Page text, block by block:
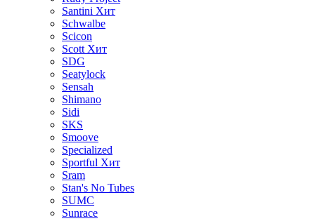
Santini Хит
Schwalbe
Scicon
Scott Хит
SDG
Seatylock
Sensah
Shimano
Sidi
SKS
Smoove
Specialized
Sportful Хит
Sram
Stan's No Tubes
SUMC
Sunrace